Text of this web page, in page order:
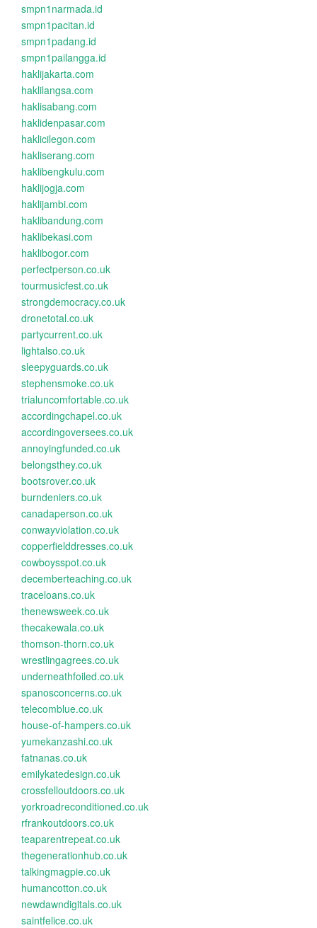
smpn1narmada.id
smpn1pacitan.id
smpn1padang.id
smpn1pailangga.id
haklijakarta.com
haklilangsa.com
haklisabang.com
haklidenpasar.com
haklicilegon.com
hakliserang.com
haklibengkulu.com
haklijogja.com
haklijambi.com
haklibandung.com
haklibekasi.com
haklibogor.com
perfectperson.co.uk
tourmusicfest.co.uk
strongdemocracy.co.uk
dronetotal.co.uk
partycurrent.co.uk
lightalso.co.uk
sleepyguards.co.uk
stephensmoke.co.uk
trialuncomfortable.co.uk
accordingchapel.co.uk
accordingoversees.co.uk
annoyingfunded.co.uk
belongsthey.co.uk
bootsrover.co.uk
burndeniers.co.uk
canadaperson.co.uk
conwayviolation.co.uk
copperfielddresses.co.uk
cowboysspot.co.uk
decemberteaching.co.uk
traceloans.co.uk
thenewsweek.co.uk
thecakewala.co.uk
thomson-thorn.co.uk
wrestlingagrees.co.uk
underneathfoiled.co.uk
spanosconcerns.co.uk
telecomblue.co.uk
house-of-hampers.co.uk
yumekanzashi.co.uk
fatnanas.co.uk
emilykatedesign.co.uk
crossfelloutdoors.co.uk
yorkroadreconditioned.co.uk
rfrankoutdoors.co.uk
teaparentrepeat.co.uk
thegenerationhub.co.uk
talkingmagpie.co.uk
humancotton.co.uk
newdawndigitals.co.uk
saintfelice.co.uk